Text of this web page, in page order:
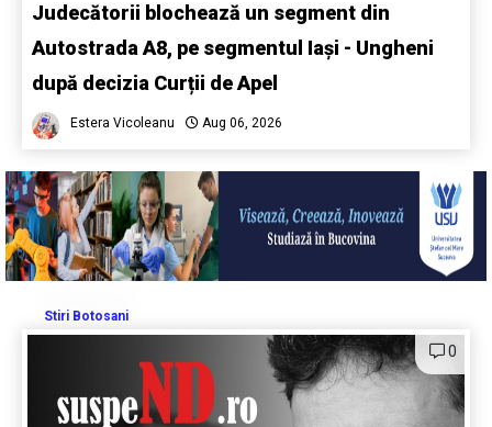
Judecătorii blochează un segment din
Autostrada A8, pe segmentul Iași - Ungheni
după decizia Curții de Apel
Estera Vicoleanu Aug 06, 2026
Stiri Botosani
0